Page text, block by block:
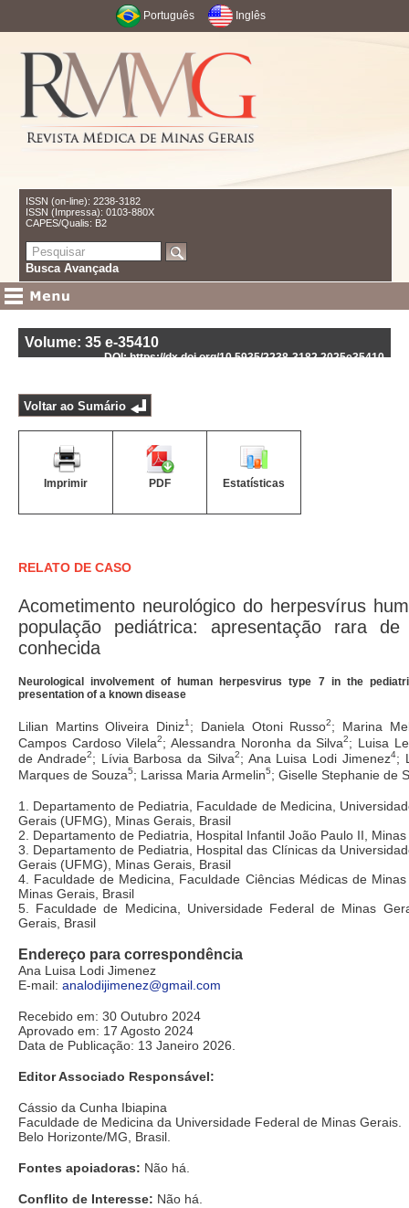
Português Inglês
ISSN (on-line): 2238-3182
ISSN (Impressa): 0103-880X
CAPES/Qualis: B2
Busca Avançada
Volume: 35 e-35410
DOI: https://dx.doi.org/10.5935/2238-3182.2025e35410
Voltar ao Sumário
Imprimir PDF Estatísticas
RELATO DE CASO
Acometimento neurológico do herpesvírus
população pediátrica: apresentação rara
conhecida
Neurological involvement of human herpesvirus type 7 in the
presentation of a known disease
Lilian Martins Oliveira Diniz1 ; Daniela Otoni Russo2; Marina
Campos Cardoso Vilela2; Alessandra Noronha da Silva2; Luisa
de Andrade2; Lívia Barbosa da Silva2; Ana Luisa Lodi Jimenez4;
Marques de Souza5; Larissa Maria Armelin5; Giselle Stephanie de
1. Departamento de Pediatria, Faculdade de Medicina,
Gerais (UFMG), Minas Gerais, Brasil
2. Departamento de Pediatria, Hospital Infantil João Paulo II,
3. Departamento de Pediatria, Hospital das Clínicas da
Gerais (UFMG), Minas Gerais, Brasil
4. Faculdade de Medicina, Faculdade Ciências Médicas de
Minas Gerais, Brasil
5. Faculdade de Medicina, Universidade Federal de Minas
Gerais, Brasil
Endereço para correspondência
Ana Luisa Lodi Jimenez
E-mail: analodijimenez@gmail.com
Recebido em: 30 Outubro 2024
Aprovado em: 17 Agosto 2024
Data de Publicação: 13 Janeiro 2026.
Editor Associado Responsável:
Cássio da Cunha Ibiapina
Faculdade de Medicina da Universidade Federal de Minas Gerais.
Belo Horizonte/MG, Brasil.
Fontes apoiadoras: Não há.
Conflito de Interesse: Não há.